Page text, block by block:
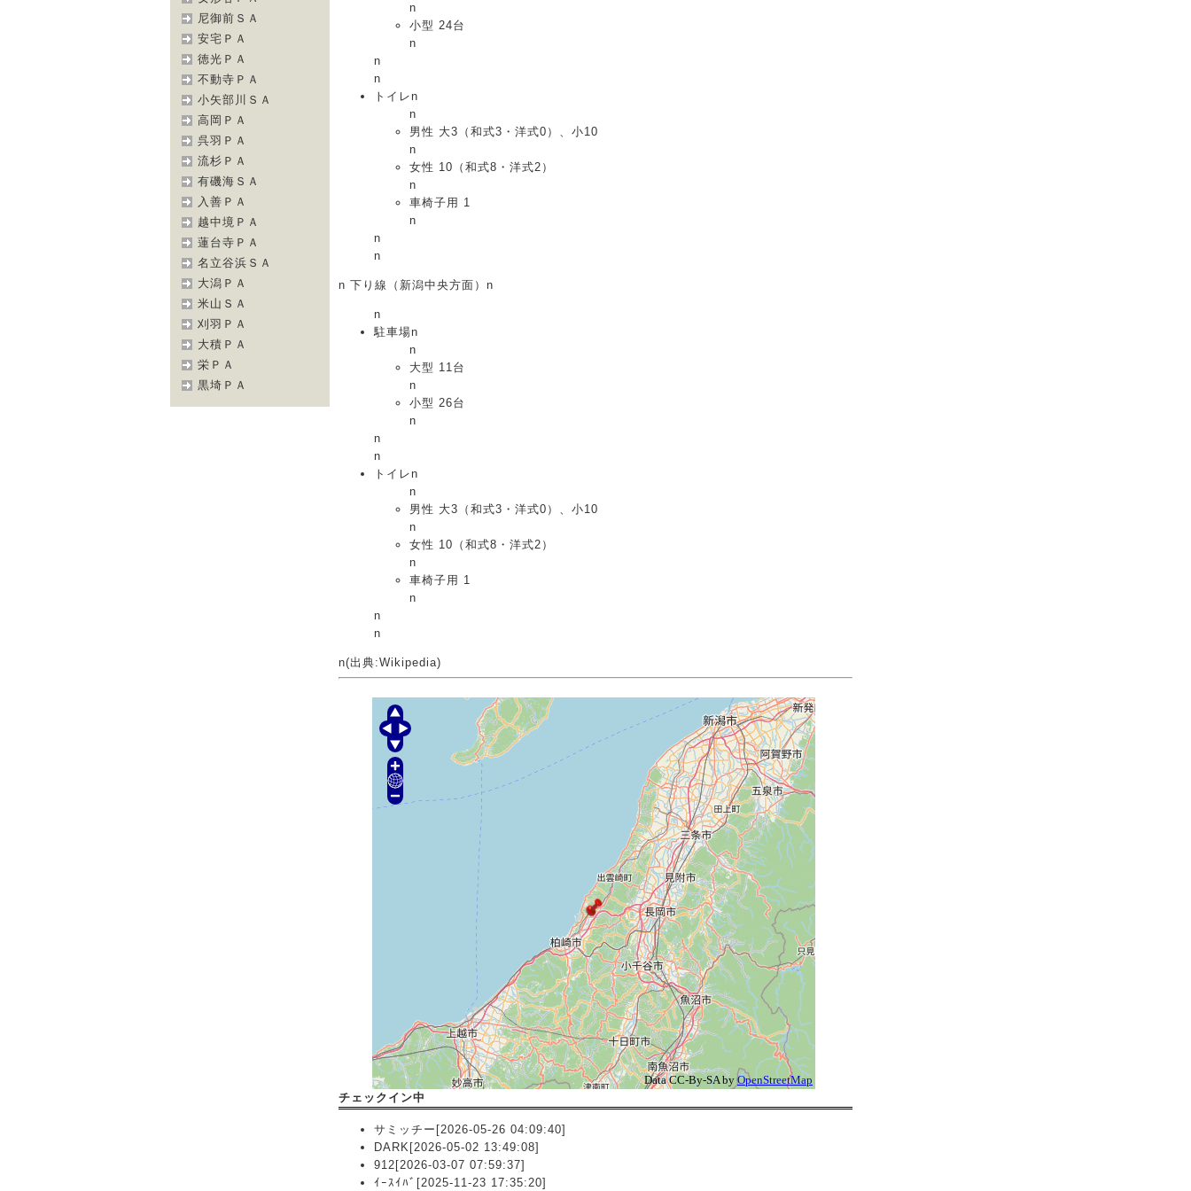
尼御前ＳＡ
安宅ＰＡ
徳光ＰＡ
不動寺ＰＡ
小矢部川ＳＡ
高岡ＰＡ
呉羽ＰＡ
流杉ＰＡ
有磯海ＳＡ
入善ＰＡ
越中境ＰＡ
蓮台寺ＰＡ
名立谷浜ＳＡ
大潟ＰＡ
米山ＳＡ
刈羽ＰＡ
大積ＰＡ
栄ＰＡ
黒埼ＰＡ
n
小型 24台
n
n
n
トイレn
n
男性 大3（和式3・洋式0）、小10
n
女性 10（和式8・洋式2）
n
車椅子用 1
n
n
n
n 下り線（新潟中央方面）n
n
駐車場n
n
大型 11台
n
小型 26台
n
n
n
トイレn
n
男性 大3（和式3・洋式0）、小10
n
女性 10（和式8・洋式2）
n
車椅子用 1
n
n
n
n(出典:Wikipedia)
チェックイン中
サミッチー[2026-05-26 04:09:40]
DARK[2026-05-02 13:49:08]
912[2026-03-07 07:59:37]
ｲｰｽｲﾊﾞ[2025-11-23 17:35:20]